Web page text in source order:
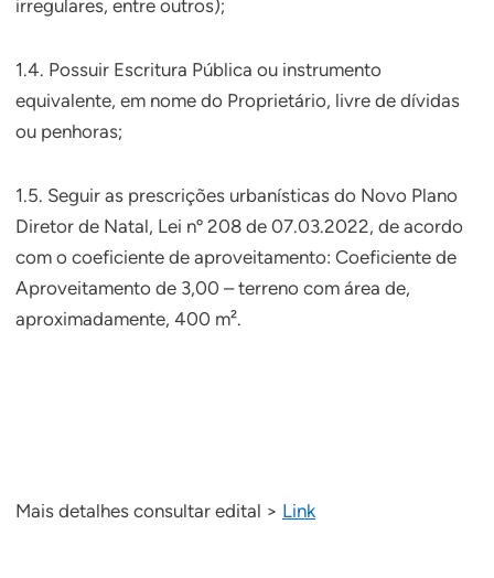
irregulares, entre outros);
1.4. Possuir Escritura Pública ou instrumento
equivalente, em nome do Proprietário, livre de dívidas
ou penhoras;
1.5. Seguir as prescrições urbanísticas do Novo Plano
Diretor de Natal, Lei nº 208 de 07.03.2022, de acordo
com o coeficiente de aproveitamento: Coeficiente de
Aproveitamento de 3,00 – terreno com área de,
aproximadamente, 400 m².
Mais detalhes consultar edital > Link